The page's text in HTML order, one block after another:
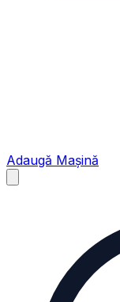
Adaugă Mașină